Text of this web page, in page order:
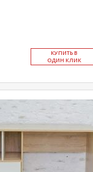
КУ­ПИТЬ В
ОДИН КЛИК